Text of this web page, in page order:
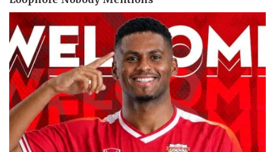
Pháp luật
Vụ án
Tin nóng
Tư vấn luật
Quân sự - Quốc phòng
Vũ khí
Việt Nam
Phân tích